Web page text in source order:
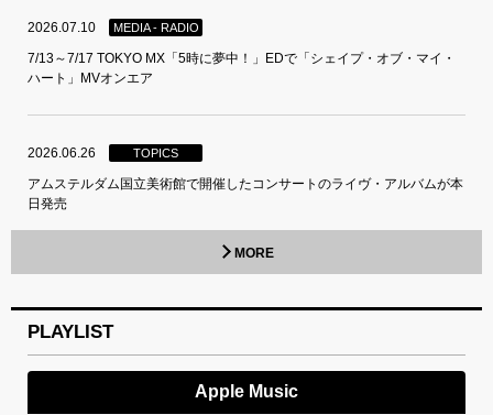
2026.07.10 MEDIA - RADIO
7/13～7/17 TOKYO MX「5時に夢中！」EDで「シェイプ・オブ・マイ・
ハート」MVオンエア
2026.06.26 TOPICS
アムステルダム国立美術館で開催したコンサートのライヴ・アルバムが本
日発売
MORE
PLAYLIST
Apple Music